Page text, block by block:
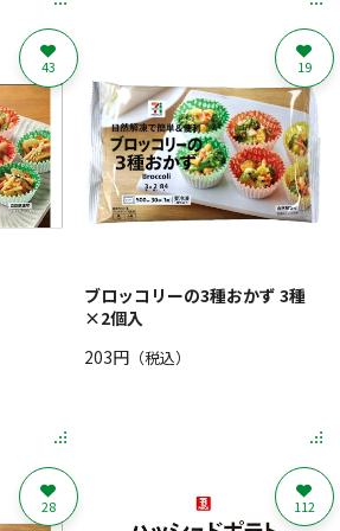
43
ブロッコリーの3種おかず 3種
×2個入
203円（税込）
19
28 112